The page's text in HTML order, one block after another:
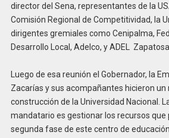
director del Sena, representantes de la
Comisión Regional de Competitividad, la
dirigentes gremiales como Cenipalma,
Desarrollo Local, Adelco, y ADEL
Luego de esa reunión el Gobernador, la
Zacarías y sus acompañantes hicieron un
construcción de la Universidad Nacional.
mandatario es gestionar los recursos
segunda fase de este centro de